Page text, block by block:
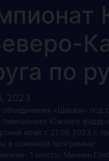
по
2023
объединения «Шашки» под
Чемпионате Южного
край с 21.06.2023 г.
в основной программе:
1 место; Минкин